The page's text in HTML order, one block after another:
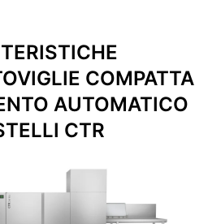
COMPATTA
AUTOMATICO
CTR